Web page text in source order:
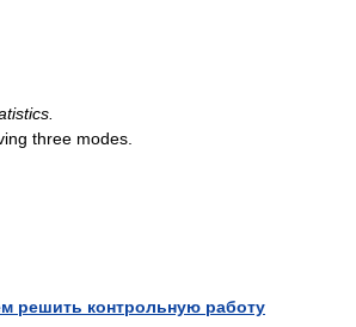
three modes.
решить контрольную работу